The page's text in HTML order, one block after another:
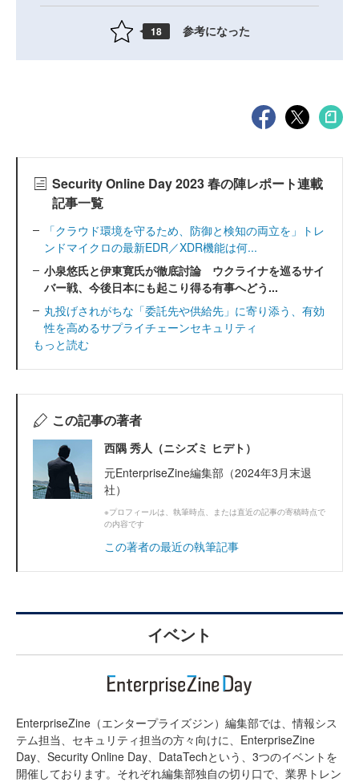
18 参考になった
Security Online Day 2023 春の陣レポート連載
記事一覧
「クラウド環境を守るため、防御と検知の両立を」トレ
ンドマイクロの最新EDR／XDR機能は何...
小泉悠氏と伊東寛氏が徹底討論 ウクライナを巡るサイ
バー戦、今後日本にも起こり得る有事へどう...
丸投げされがちな「委託先や供給先」に寄り添う、有効
性を高めるサプライチェーンセキュリティ
もっと読む
この記事の著者
西隅 秀人（ニシズミ ヒデト）
元EnterpriseZine編集部（2024年3月末退
社）
※プロフィールは、執筆時点、または直近の記事の寄稿時点で
の内容です
この著者の最近の執筆記事
イベント
EnterpriseZine（エンタープライズジン）編集部では、情報シス
テム担当、セキュリティ担当の方々向けに、EnterpriseZine
Day、Security Online Day、DataTechという、3つのイベントを
開催しております。それぞれ編集部独自の切り口で、業界トレン